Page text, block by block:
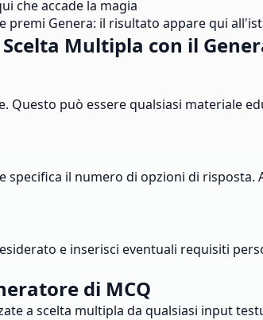
che accade la magia
premi Genera: il risultato appare qui
Multipla con il
può essere qualsiasi materiale
il numero di opzioni di
e inserisci eventuali requisiti
di MCQ
a scelta multipla da qualsiasi input